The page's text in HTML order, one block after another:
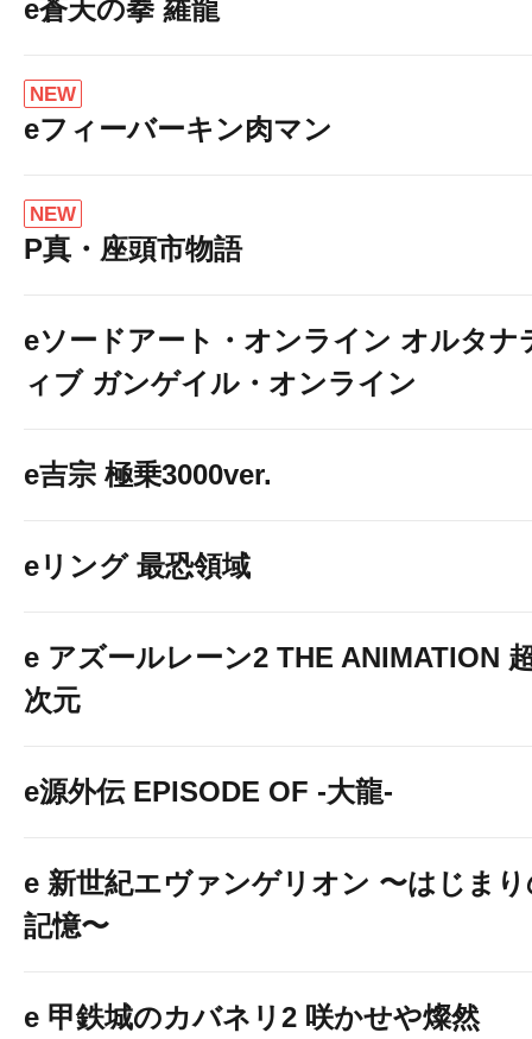
e蒼天の拳 羅龍
NEW
eフィーバーキン肉マン
NEW
P真・座頭市物語
eソードアート・オンライン オルタナ
ィブ ガンゲイル・オンライン
e吉宗 極乗3000ver.
eリング 最恐領域
e アズールレーン2 THE ANIMATION
次元
e源外伝 EPISODE OF -大龍-
e 新世紀エヴァンゲリオン 〜はじま
記憶〜
e 甲鉄城のカバネリ2 咲かせや燦然